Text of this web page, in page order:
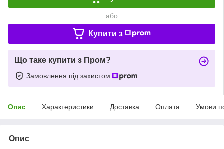
або
Купити з
Що таке купити з Пром?
Замовлення під захистом
Опис Характеристики Доставка Оплата Умови
Опис